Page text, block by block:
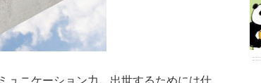
ュニケーション力。出世するためには仕